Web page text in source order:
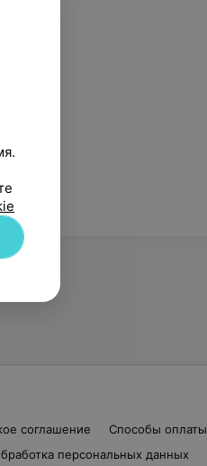
соглашение Способы оплаты
персональных данных